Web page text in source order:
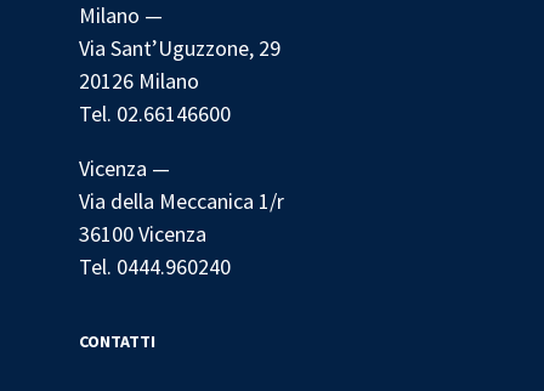
Milano —
Via Sant’Uguzzone, 29
20126 Milano
Tel. 02.66146600
Vicenza —
Via della Meccanica 1/r
36100 Vicenza
Tel. 0444.960240
CONTATTI